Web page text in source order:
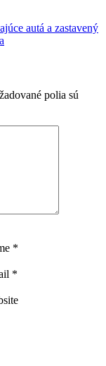
autá a zastavený
polia sú
*
*